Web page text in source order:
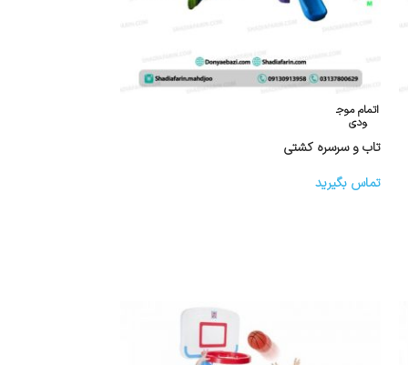
اتمام موج
ودی
تاب و سرسره کشتی
تماس بگیرید